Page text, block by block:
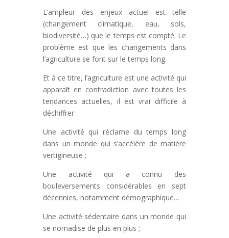
L’ampleur des enjeux actuel est telle
(changement climatique, eau, sols,
biodiversité…) que le temps est compté. Le
problème est que les changements dans
l’agriculture se font sur le temps long.
Et à ce titre, l’agriculture est une activité qui
apparaît en contradiction avec toutes les
tendances actuelles, il est vrai difficile à
déchiffrer :
Une activité qui réclame du temps long
dans un monde qui s’accélère de matière
vertigineuse ;
Une activité qui a connu des
bouleversements considérables en sept
décennies, notamment démographique…
Une activité sédentaire dans un monde qui
se nomadise de plus en plus ;